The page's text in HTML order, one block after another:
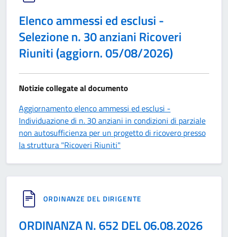
Elenco ammessi ed esclusi -
Selezione n. 30 anziani Ricoveri
Riuniti (aggiorn. 05/08/2026)
Notizie collegate al documento
Aggiornamento elenco ammessi ed esclusi -
Individuazione di n. 30 anziani in condizioni di parziale
non autosufficienza per un progetto di ricovero presso
la struttura "Ricoveri Riuniti"
ORDINANZE DEL DIRIGENTE
ORDINANZA N. 652 DEL 06.08.2026